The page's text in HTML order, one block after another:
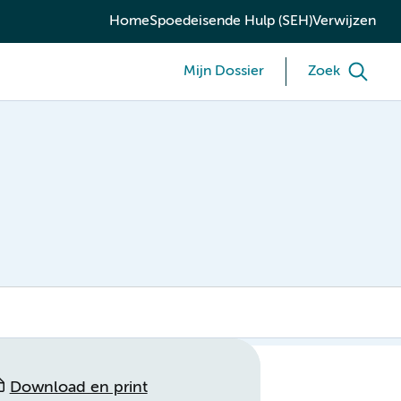
HomeSpoedeisende Hulp (SEH)Verwijzen
Mijn Dossier Zoek
Download en print